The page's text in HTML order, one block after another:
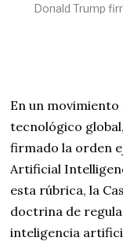
Donald Trump
En un
tecnológico
firmado la orden
Artificial
esta rúbrica, la
doctrina de
inteligencia